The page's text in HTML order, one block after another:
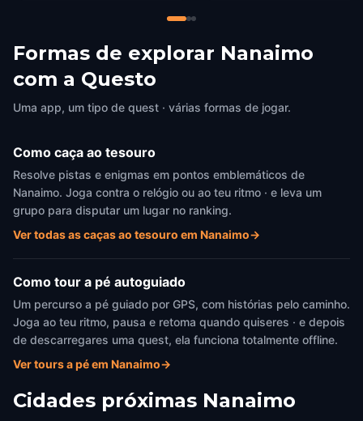
Formas de explorar Nanaimo
com a Questo
Uma app, um tipo de quest · várias formas de jogar.
Como caça ao tesouro
Resolve pistas e enigmas em pontos emblemáticos de
Nanaimo. Joga contra o relógio ou ao teu ritmo · e leva um
grupo para disputar um lugar no ranking.
Ver todas as caças ao tesouro em Nanaimo→
Como tour a pé autoguiado
Um percurso a pé guiado por GPS, com histórias pelo caminho.
Joga ao teu ritmo, pausa e retoma quando quiseres · e depois
de descarregares uma quest, ela funciona totalmente offline.
Ver tours a pé em Nanaimo→
Cidades próximas Nanaimo